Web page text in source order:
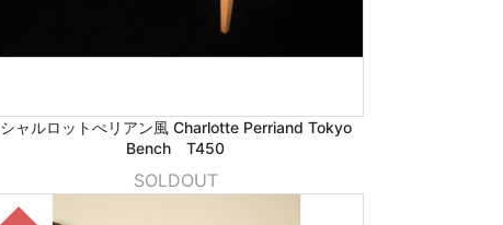
シャルロットぺリアン風 Charlotte Perriand Tokyo
Bench T450
SOLDOUT